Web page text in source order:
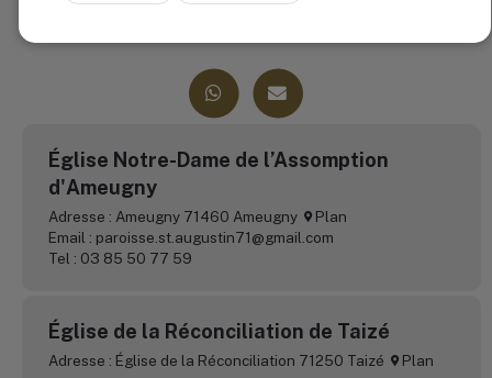
Église Notre-Dame de l’Assomption
d'Ameugny
Adresse : Ameugny 71460 Ameugny
Plan
Email : paroisse.st.augustin71@gmail.com
Tel : 03 85 50 77 59
Église de la Réconciliation de Taizé
Adresse : Église de la Réconciliation 71250 Taizé Plan